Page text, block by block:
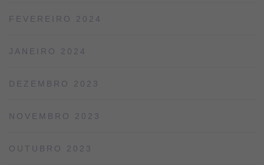
FEVEREIRO 2024
JANEIRO 2024
DEZEMBRO 2023
NOVEMBRO 2023
OUTUBRO 2023